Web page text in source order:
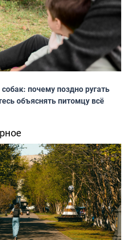
почему поздно ругать
объяснять питомцу всё